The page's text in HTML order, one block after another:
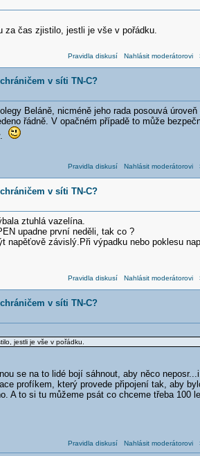
za čas zjistilo, jestli je vše v pořádku.
Pravidla diskusí Nahlásit moderátorovi
v síti TN-C?
Beláně, nicméně jeho rada posouvá
řádně. V opačném případě to může
Pravidla diskusí Nahlásit moderátorovi
v síti TN-C?
ztuhlá vazelína.
upadne první neděli, tak co ?
napěťově závislý.Při výpadku nebo poklesu
Pravidla diskusí Nahlásit moderátorovi
v síti TN-C?
jestli je vše v pořádku.
se na to lidé bojí sáhnout, aby něco
profíkem, který provede připojení tak, aby
A to si tu můžeme psát co chceme třeba 100
Pravidla diskusí Nahlásit moderátorovi